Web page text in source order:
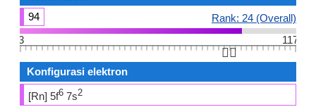
94
Rank: 24 (Overall)
3
117
👆🏻
Konfigurasi elektron
[Rn] 5f6 7s2